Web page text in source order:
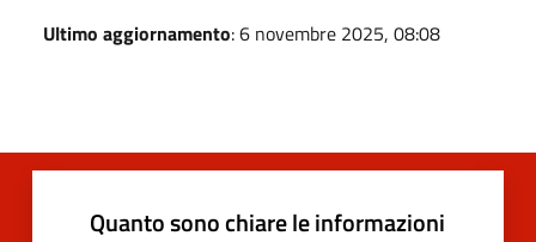
Ultimo aggiornamento: 6 novembre 2025, 08:08
Quanto sono chiare le informazioni